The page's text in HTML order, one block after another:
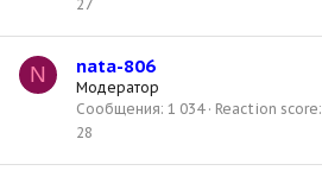
27
N nata-806
Модератор
Сообщения 1 034 Reaction score
28